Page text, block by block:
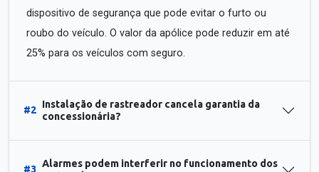
dispositivo de segurança que pode evitar o furto ou
roubo do veículo. O valor da apólice pode reduzir em até
25% para os veículos com seguro.
#2
Instalação de rastreador cancela garantia da
concessionária?
#3
Alarmes podem interferir no funcionamento dos